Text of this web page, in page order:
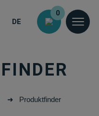
DE
0
FINDER
➜ Produktfinder